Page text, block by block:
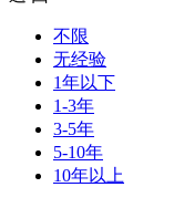
不限
无经验
1年以下
1-3年
3-5年
5-10年
10年以上